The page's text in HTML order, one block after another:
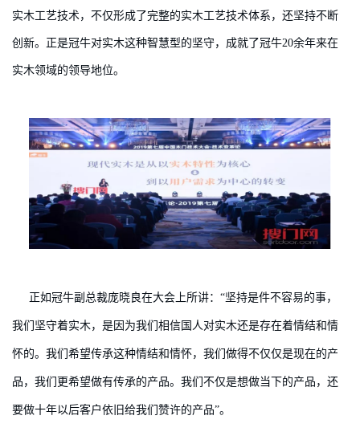
实木工艺技术，不仅形成了完整的实木工艺技术体系，还坚持不断
创新。正是冠牛对实木这种智慧型的坚守，成就了冠牛20余年来在
实木领域的领导地位。
正如冠牛副总裁庞晓良在大会上所讲：“坚持是件不容易的事，
我们坚守着实木，是因为我们相信国人对实木还是存在着情结和情
怀的。我们希望传承这种情结和情怀，我们做得不仅仅是现在的产
品，我们更希望做有传承的产品。我们不仅是想做当下的产品，还
要做十年以后客户依旧给我们赞许的产品”。